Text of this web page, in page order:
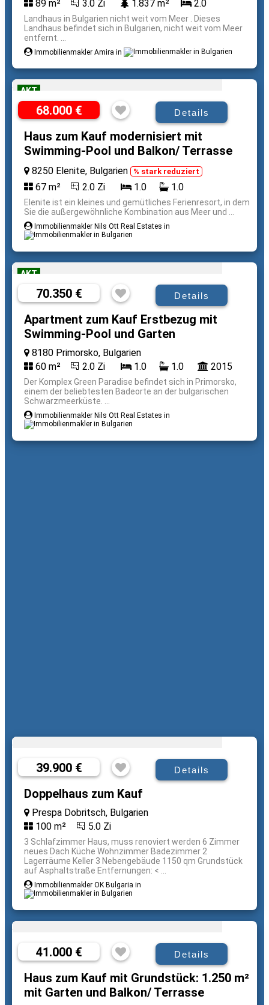
89 m² 3.0 Zi 1.837 m² 2.0
Landhaus in Bulgarien nicht weit vom Meer . Dieses
Landhaus befindet sich in Bulgarien, nicht weit vom Meer
entfernt. ...
Immobilienmakler Amira in
AKT
68.000 € Details
Haus zum Kauf modernisiert mit
Swimming-Pool und Balkon/ Terrasse
8250 Elenite, Bulgarien % stark reduziert
67 m² 2.0 Zi 1.0 1.0
Elenite ist ein kleines und gemütliches Ferienresort, in dem
Sie die außergewöhnliche Kombination aus Meer und ...
Immobilienmakler Nils Ott Real Estates in
AKT
70.350 € Details
Apartment zum Kauf Erstbezug mit
Swimming-Pool und Garten
8180 Primorsko, Bulgarien
60 m²
2.0 Zi 1.0 1.0 2015
Der Komplex Green Paradise befindet sich in Primorsko,
einem der beliebtesten Badeorte an der bulgarischen
Schwarzmeerküste. ...
Immobilienmakler Nils Ott Real Estates in
39.900 € Details
Doppelhaus zum Kauf
Prespa Dobritsch, Bulgarien
100 m²
5.0 Zi
3 Schlafzimmer Haus, muss renoviert werden 6 Zimmer
neues Dach Küche Wohnzimmer Badezimmer 2
Lagerräume Keller 3 Nebengebäude 1150 qm Grundstück
auf Asphaltstraße Entfernungen: < ...
Immobilienmakler OK Bulgaria in
41.000 € Details
Haus zum Kauf mit Grundstück: 1.250 m²
mit Garten und Balkon/ Terrasse